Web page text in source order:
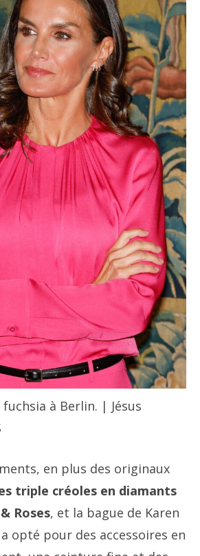
à Berlin. | Jésus
en plus des originaux
triple créoles en diamants
Roses, et la bague de Karen
opté pour des accessoires en